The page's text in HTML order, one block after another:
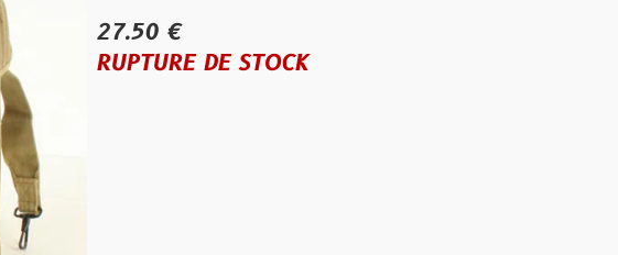
27.50 €
RUPTURE DE STOCK